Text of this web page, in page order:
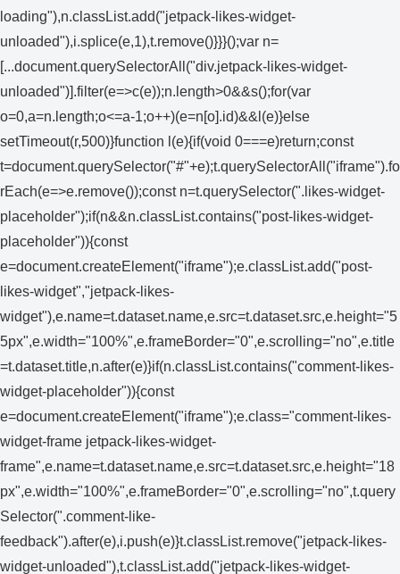
loading"),n.classList.add("jetpack-likes-widget-
unloaded"),i.splice(e,1),t.remove()}}}();var n=
[...document.querySelectorAll("div.jetpack-likes-widget-
unloaded")].filter(e=>c(e));n.length>0&&s();for(var
o=0,a=n.length;o<=a-1;o++)(e=n[o].id)&&l(e)}else
setTimeout(r,500)}function l(e){if(void 0===e)return;const
t=document.querySelector("#"+e);t.querySelectorAll("iframe").fo
rEach(e=>e.remove());const n=t.querySelector(".likes-widget-
placeholder");if(n&&n.classList.contains("post-likes-widget-
placeholder")){const
e=document.createElement("iframe");e.classList.add("post-
likes-widget","jetpack-likes-
widget"),e.name=t.dataset.name,e.src=t.dataset.src,e.height="5
5px",e.width="100%",e.frameBorder="0",e.scrolling="no",e.title
=t.dataset.title,n.after(e)}if(n.classList.contains("comment-likes-
widget-placeholder")){const
e=document.createElement("iframe");e.class="comment-likes-
widget-frame jetpack-likes-widget-
frame",e.name=t.dataset.name,e.src=t.dataset.src,e.height="18
px",e.width="100%",e.frameBorder="0",e.scrolling="no",t.query
Selector(".comment-like-
feedback").after(e),i.push(e)}t.classList.remove("jetpack-likes-
widget-unloaded"),t.classList.add("jetpack-likes-widget-